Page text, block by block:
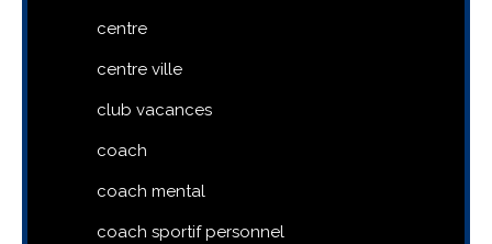
centre
centre ville
club vacances
coach
coach mental
coach sportif personnel